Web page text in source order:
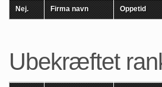
Nej. Firma navn Oppetid
Ubekræftet